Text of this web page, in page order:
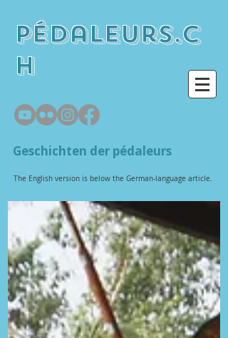
pédaleurs.c
h
Geschichten der pédaleurs
The English version is below the German-language article.